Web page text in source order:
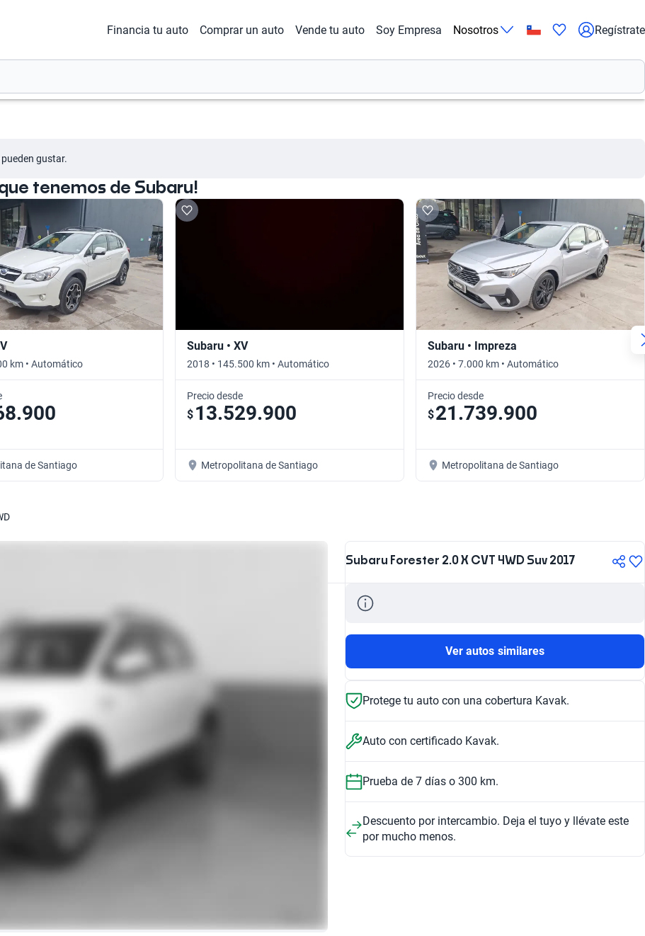
Financia tu auto Comprar un auto Vende tu auto Soy Empresa Nosotros Regístrate
gustar.
tenemos de Subaru!
km • Automático
de Santiago
Subaru • XV
2018 • 145.500 km • Automático
Precio desde
$ 13.529.900
Metropolitana de Santiago
Subaru • Impreza
2026 • 7.000 km • Automático
Precio desde
$21.739.900
Metropolitana de Santiago
Subaru Forester 2.0 X CVT 4WD Suv 2017
Ver autos similares
Protege tu auto con una cobertura Kavak.
Auto con certificado Kavak.
Prueba de 7 días o 300 km.
Descuento por intercambio. Deja el tuyo y llévate este
por mucho menos.